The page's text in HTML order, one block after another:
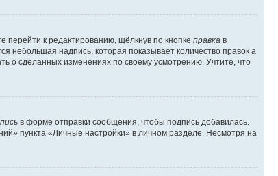
к редактированию, щёлкнув по кнопке правка в
небольшая надпись, которая показывает количество правок а
о сделанных изменениях по своему усмотрению. Учтите, что
в форме отправки сообщения, чтобы подпись добавилась.
пункта «Личные настройки» в личном разделе. Несмотря на